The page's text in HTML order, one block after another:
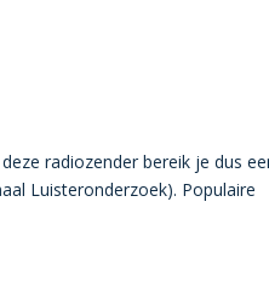
radiozender bereik je dus
Luisteronderzoek). Populaire